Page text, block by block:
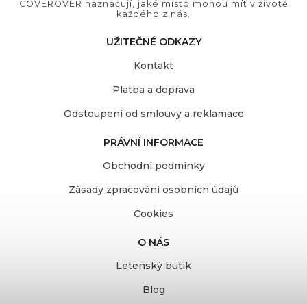
COVEROVER naznačují, jaké místo mohou mít v životě
každého z nás.
UŽITEČNÉ ODKAZY
Kontakt
Platba a doprava
Odstoupení od smlouvy a reklamace
PRÁVNÍ INFORMACE
Obchodní podmínky
Zásady zpracování osobních údajů
Cookies
O NÁS
Letenský butik
Blog